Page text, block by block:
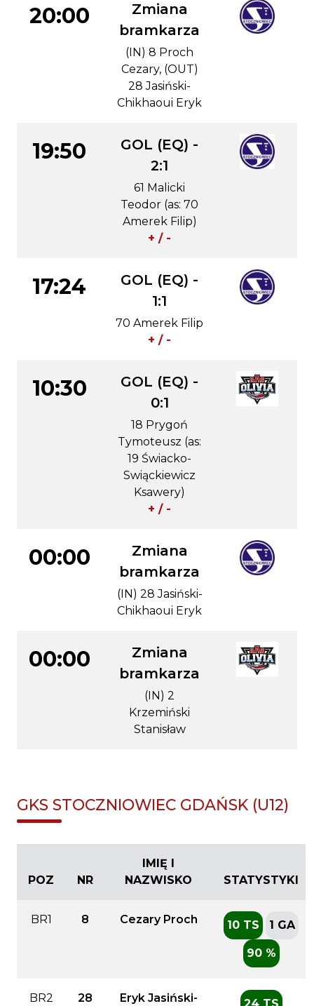
20:00
Zmiana
bramkarza
(IN) 8 Proch
Cezary, (OUT)
28 Jasiński-
Chikhaoui Eryk
19:50
GOL (EQ) -
2:1
61 Malicki
Teodor (as: 70
Amerek Filip)
+ / -
17:24
GOL (EQ) -
1:1
70 Amerek Filip
+ / -
10:30
GOL (EQ) -
0:1
18 Prygoń
Tymoteusz (as:
19 Świacko-
Swiąckiewicz
Ksawery)
+ / -
00:00
Zmiana
bramkarza
(IN) 28 Jasiński-
Chikhaoui Eryk
00:00
Zmiana
bramkarza
(IN) 2
Krzemiński
Stanisław
GKS STOCZNIOWIEC GDAŃSK (U12)
POZ NR
IMIĘ I
NAZWISKO
STATYSTYKI
BR1 8 Cezary Proch 10 TS 1 GA
90 %
BR2 28 Eryk Jasiński-